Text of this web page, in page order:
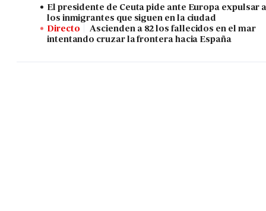
El presidente de Ceuta pide ante Europa expulsar
los inmigrantes que siguen en la ciudad
Directo
Ascienden a 82 los fallecidos en el mar
intentando cruzar la frontera hacia España